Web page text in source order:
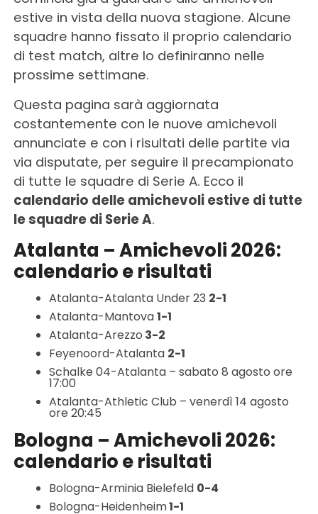
estive in vista della nuova stagione. Alcune
squadre hanno fissato il proprio calendario
di test match, altre lo definiranno nelle
prossime settimane.
Questa pagina sarà aggiornata
costantemente con le nuove amichevoli
annunciate e con i risultati delle partite via
via disputate, per seguire il precampionato
di tutte le squadre di Serie A. Ecco il
calendario delle amichevoli estive di tutte
le squadre di Serie A.
Atalanta – Amichevoli 2026:
calendario e risultati
Atalanta-Atalanta Under 23 2-1
Atalanta-Mantova1-1
Atalanta-Arezzo 3-2
Feyenoord-Atalanta 2-1
Schalke 04-Atalanta – sabato 8 agosto ore
17:00
Atalanta-Athletic Club – venerdì 14 agosto
ore 20:45
Bologna – Amichevoli 2026:
calendario e risultati
Bologna-Arminia Bielefeld 0-4
Bologna-Heidenheim1-1